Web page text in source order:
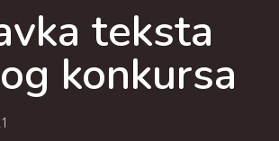
teksta
konkursa